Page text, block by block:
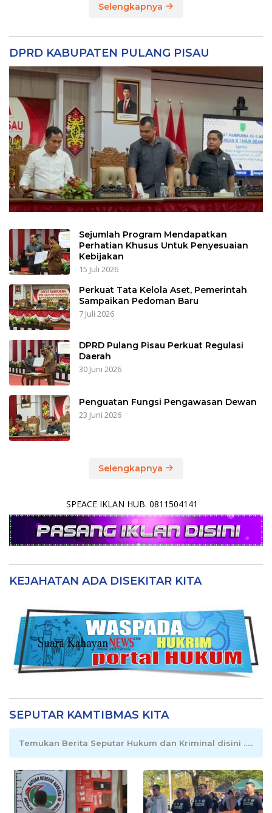
Selengkapnya
DPRD KABUPATEN PULANG PISAU
Sejumlah Program Mendapatkan
Perhatian Khusus Untuk Penyesuaian
Kebijakan
15 Juli 2026
Perkuat Tata Kelola Aset, Pemerintah
Sampaikan Pedoman Baru
7 Juli 2026
DPRD Pulang Pisau Perkuat Regulasi
Daerah
30 Juni 2026
Penguatan Fungsi Pengawasan Dewan
23 Juni 2026
Selengkapnya
SPEACE IKLAN HUB. 0811504141
KEJAHATAN ADA DISEKITAR KITA
SEPUTAR KAMTIBMAS KITA
Temukan Berita Seputar Hukum dan Kriminal disini .....